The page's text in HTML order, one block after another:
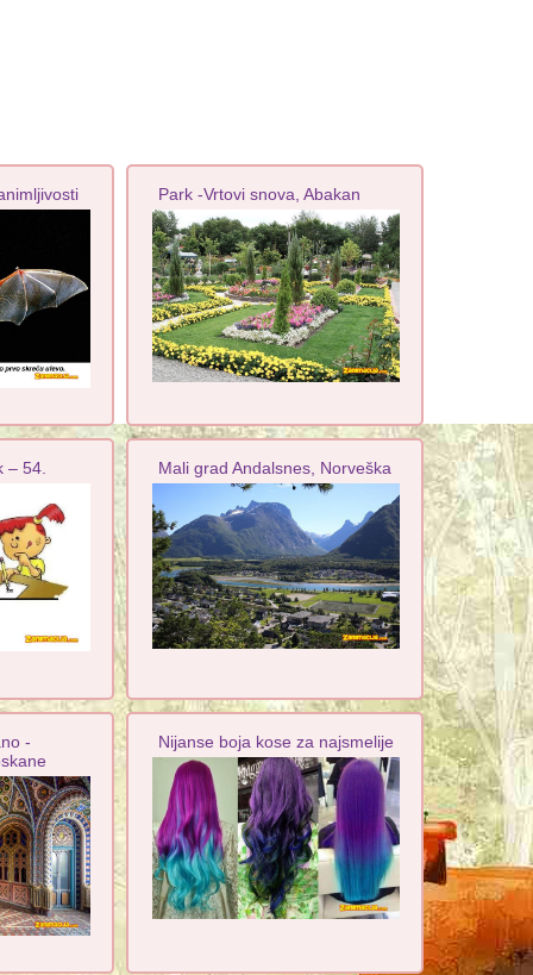
Park -Vrtovi snova, Abakan
– 54. Mali grad Andalsnes, Norveška
-
Nijanse boja kose za najsmelije